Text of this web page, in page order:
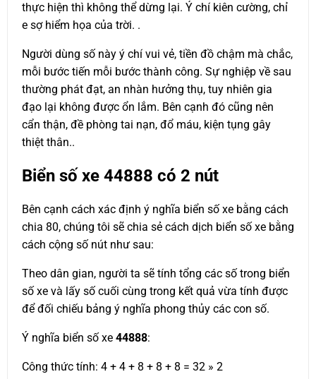
thực hiện thì không thể dừng lại. Ý chí kiên cường, chỉ
e sợ hiểm họa của trời. .
Người dùng số này ý chí vui vẻ, tiền đồ chậm mà chắc,
mỗi bước tiến mỗi bước thành công. Sự nghiệp về sau
thường phát đạt, an nhàn hưởng thụ, tuy nhiên gia
đạo lại không được ổn lắm. Bên cạnh đó cũng nên
cẩn thận, đề phòng tai nạn, đổ máu, kiện tụng gây
thiệt thân..
Biển số xe 44888 có 2 nút
Bên cạnh cách xác định ý nghĩa biển số xe bằng cách
chia 80, chúng tôi sẽ chia sẻ cách dịch biển số xe bằng
cách cộng số nút như sau:
Theo dân gian, người ta sẽ tính tổng các số trong biển
số xe và lấy số cuối cùng trong kết quả vừa tính được
để đối chiếu bảng ý nghĩa phong thủy các con số.
Ý nghĩa biển số xe 44888:
Công thức tính: 4 + 4 + 8 + 8 + 8 = 32 » 2